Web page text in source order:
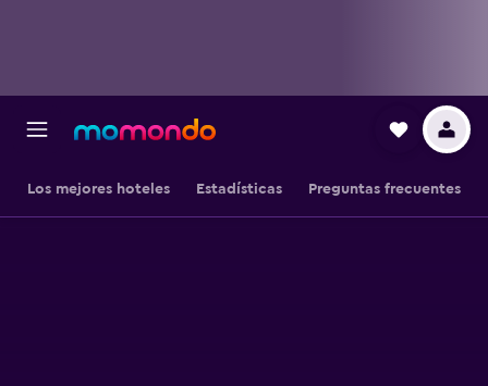
Los mejores hoteles Estadísticas Preguntas frecuentes